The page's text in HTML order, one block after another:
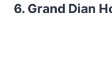
6. Grand Dian